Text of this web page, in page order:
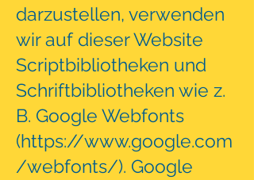
darzustellen, verwenden
wir auf dieser Website
Scriptbibliotheken und
Schriftbibliotheken wie z.
B. Google Webfonts
(https://www.google.com
/webfonts/). Google